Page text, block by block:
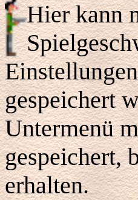
Hier kann
gespeichert
Untermenü
gespeichert,
erhalten.